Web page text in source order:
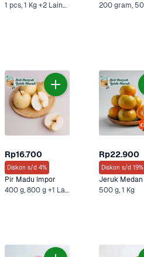
1 pcs, 1 Kg +2 Lainnya
Rp16.700
Diskon s/d 4%
Pir Madu Impor
400 g, 800 g +1 Lainnya
Rp22.900
Diskon s/d 19%
Jeruk Medan
500 g, 1 Kg